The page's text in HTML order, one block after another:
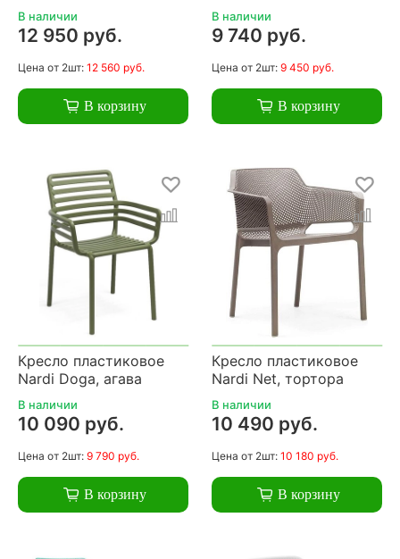
В наличии
12 950 руб.
Цена от 2шт: 12 560 руб.
В корзину
В наличии
9 740 руб.
Цена от 2шт: 9 450 руб.
В корзину
Кресло пластиковое
Nardi Doga, агава
В наличии
10 090 руб.
Цена от 2шт: 9 790 руб.
В корзину
Кресло пластиковое
Nardi Net, тортора
В наличии
10 490 руб.
Цена от 2шт: 10 180 руб.
В корзину